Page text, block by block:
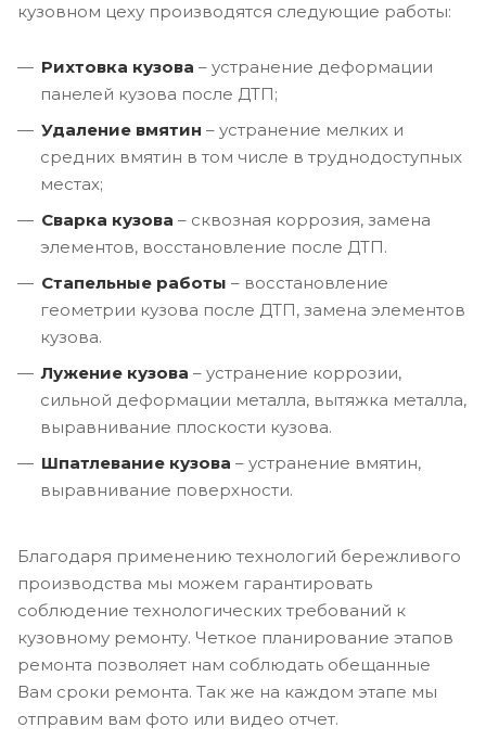
кузовном цеху производятся следующие работы:
Рихтовка кузова – устранение деформации
панелей кузова после ДТП;
Удаление вмятин – устранение мелких и
средних вмятин в том числе в труднодоступных
местах;
Сварка кузова – сквозная коррозия, замена
элементов, восстановление после ДТП.
Стапельные работы – восстановление
геометрии кузова после ДТП, замена элементов
кузова.
Лужение кузова – устранение коррозии,
сильной деформации металла, вытяжка металла,
выравнивание плоскости кузова.
Шпатлевание кузова – устранение вмятин,
выравнивание поверхности.
Благодаря применению технологий бережливого
производства мы можем гарантировать
соблюдение технологических требований к
кузовному ремонту. Четкое планирование этапов
ремонта позволяет нам соблюдать обещанные
Вам сроки ремонта. Так же на каждом этапе мы
отправим вам фото или видео отчет.